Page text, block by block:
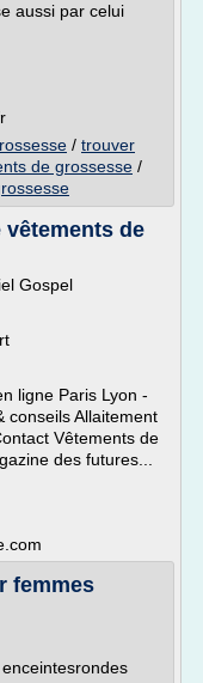
aussi par celui
/ trouver
de grossesse /
de
Gospel
ligne Paris Lyon -
conseils Allaitement
Vêtements de
des futures...
femmes